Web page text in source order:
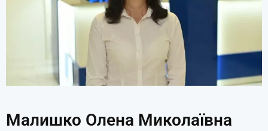
Малишко Олена Миколаївна